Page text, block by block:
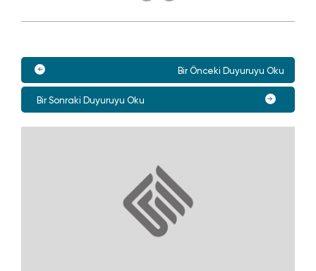
Bir Önceki Duyuruyu Oku
Bir Sonraki Duyuruyu Oku